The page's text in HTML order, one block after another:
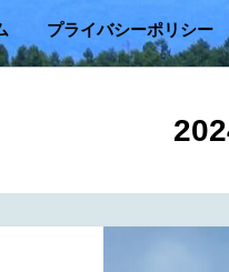
プライバシーポリシー
月
: